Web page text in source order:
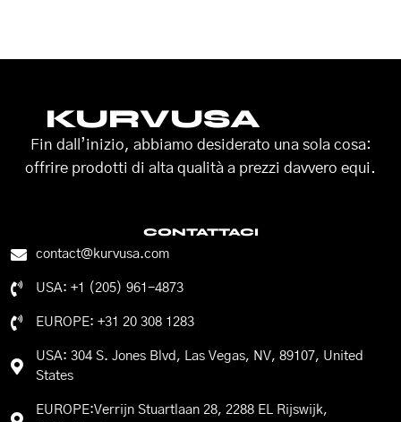
KURVUSA
Fin dall’inizio, abbiamo desiderato una sola cosa:
offrire prodotti di alta qualità a prezzi davvero equi.
CONTATTACI
contact@kurvusa.com
USA: +1 (205) 961-4873
EUROPE: +31 20 308 1283
USA: 304 S. Jones Blvd, Las Vegas, NV, 89107, United
States
EUROPE:Verrijn Stuartlaan 28, 2288 EL Rijswijk,